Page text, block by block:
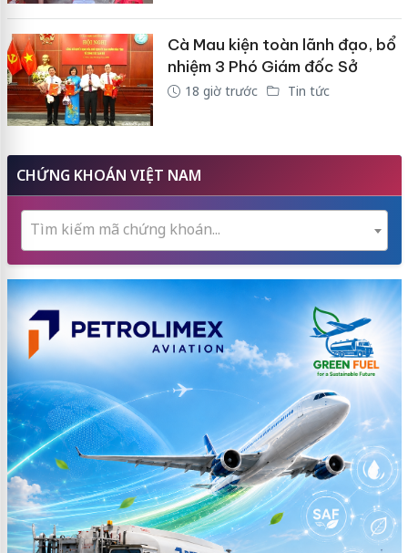
Cà Mau kiện toàn lãnh đạo, bổ
nhiệm 3 Phó Giám đốc Sở
18 giờ trước Tin tức
CHỨNG KHOÁN VIỆT NAM
Tìm kiếm mã chứng khoán...